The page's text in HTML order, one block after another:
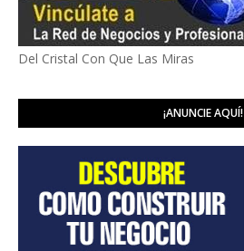
Del Cristal Con Que Las Miras
¡ANUNCIE AQUÍ!